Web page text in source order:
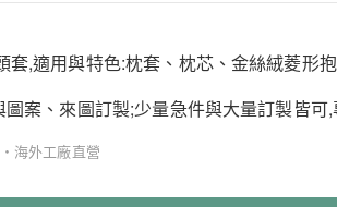
套,適用與特色:枕套、枕芯、金絲絨菱形
圖案、來圖訂製;少量急件與大量訂製皆可,
海外工廠直營